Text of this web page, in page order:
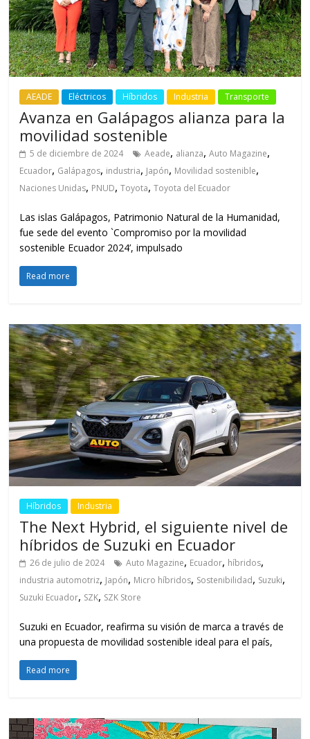
AEADE Eléctricos Híbridos Industria Transporte
Avanza en Galápagos alianza para la
movilidad sostenible
5 de diciembre de 2024 Aeade, alianza,Auto Magazine,
Ecuador, Galápagos, industria, Japón, Movilidad sostenible,
Naciones Unidas, PNUD,Toyota,Toyota del Ecuador
Las islas Galápagos, Patrimonio Natural de la Humanidad,
fue sede del evento `Compromiso por la movilidad
sostenible Ecuador 2024’, impulsado
Read more
Híbridos Industria
The Next Hybrid, el siguiente nivel de
híbridos de Suzuki en Ecuador
26 de julio de 2024 Auto Magazine, Ecuador, híbridos,
industria automotriz, Japón, Micro híbridos, Sostenibilidad, Suzuki,
Suzuki Ecuador, SZK, SZK Store
Suzuki en Ecuador, reafirma su visión de marca a través de
una propuesta de movilidad sostenible ideal para el país,
Read more